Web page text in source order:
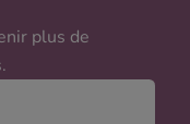
plus de